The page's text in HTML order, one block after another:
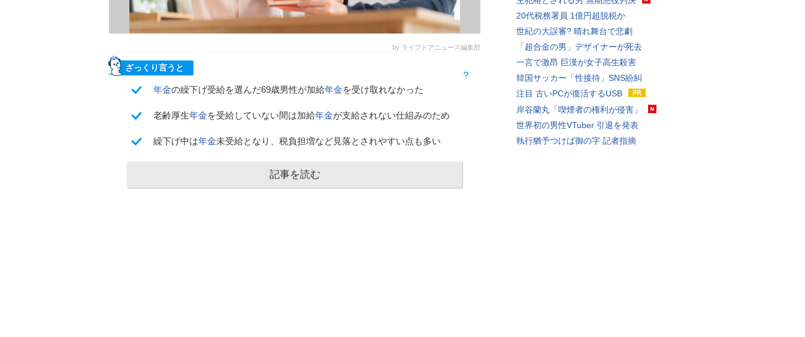
by ライブドアニュース編集部
ざっくり言うと
年金の繰下げ受給を選んだ69歳男性が加給年金を受け取れなかった
老齢厚生年金を受給していない間は加給年金が支給されない仕組みのため
繰下げ中は年金未受給となり、税負担増など見落とされやすい点も多い
記事を読む
20代税務署員 1億円超脱税か
世紀の大誤審? 晴れ舞台で悲劇
「超合金の男」デザイナーが死去
一言で激昂 巨漢が女子高生殺害
韓国サッカー「性接待」SNS紛糾
注目 古いPCが復活するUSB
岸谷蘭丸「喫煙者の権利が侵害」
世界初の男性VTuber 引退を発表
執行猶予つけば御の字 記者指摘